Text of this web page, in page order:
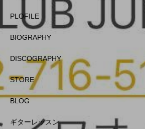
PLOFILE
BIOGRAPHY
DISCOGRAPHY
STORE
BLOG
ギターレッスン